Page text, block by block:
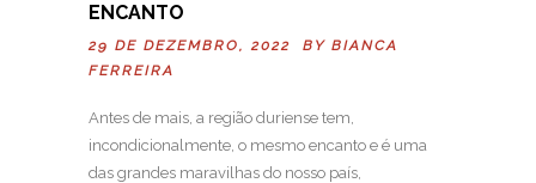
ENCANTO
29 DE DEZEMBRO, 2022 BY BIANCA
FERREIRA
Antes de mais, a região duriense tem,
incondicionalmente, o mesmo encanto e é uma
das grandes maravilhas do nosso país,